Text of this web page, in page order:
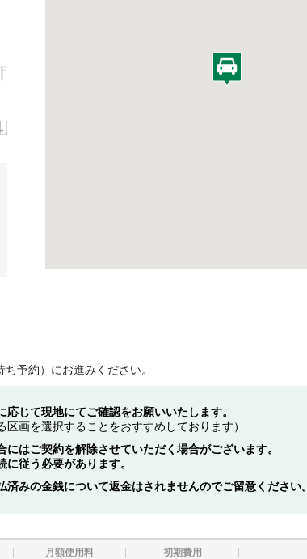
予約）にお進みください。
じて現地にてご確認をお願いいたします。
画を選択することをおすすめしております）
はご契約を解除させていただく場合がございます。
従う必要があります。
みの金銭について返金はされませんのでご留意ください。
月額使用料 初期費用